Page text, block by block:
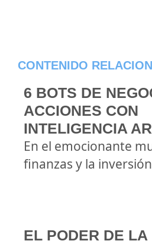
CONTENIDO
6 BOTS DE
ACCIONES CON
INTELIGENCIA
En el emocionante
finanzas y la inversión
EL PODER DE LA